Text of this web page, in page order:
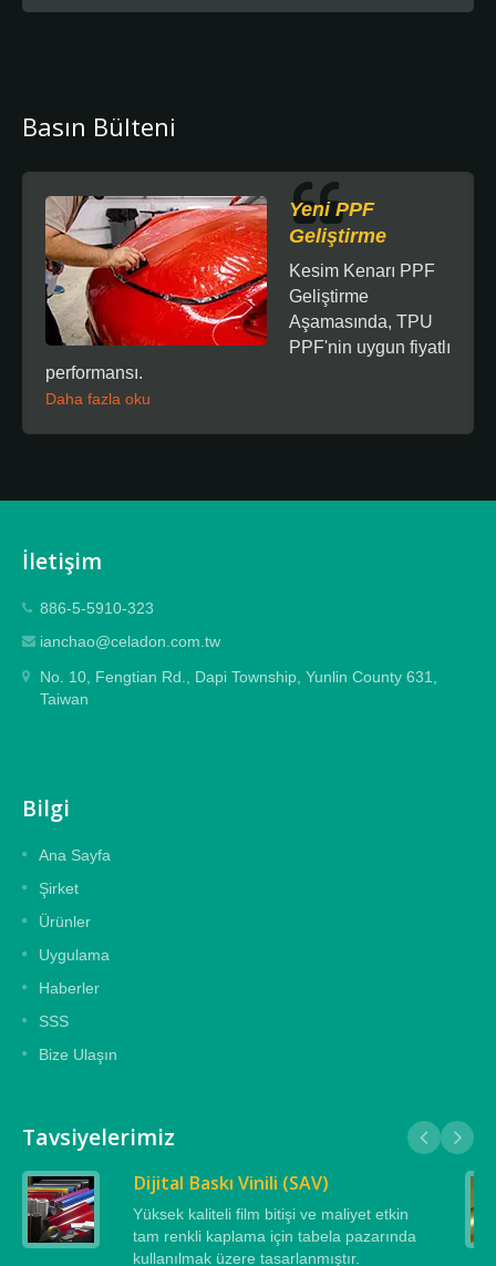
Basın Bülteni
Yeni PPF
Geliştirme
Kesim Kenarı PPF
Geliştirme
Aşamasında, TPU
PPF'nin uygun fiyatlı
performansı.
Daha fazla oku
İletişim
886-5-5910-323
ianchao@celadon.com.tw
No. 10, Fengtian Rd., Dapi Township, Yunlin County 631,
Taiwan
Bilgi
Ana Sayfa
Şirket
Ürünler
Uygulama
Haberler
SSS
Bize Ulaşın
Tavsiyelerimiz
Dijital Baskı Vinili (SAV)
Yüksek kaliteli film bitişi ve maliyet etkin
tam renkli kaplama için tabela pazarında
kullanılmak üzere tasarlanmıştır.